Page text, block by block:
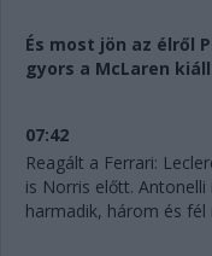
És most jön az élről
gyors a McLaren
07:42
Reagált a Ferrari:
is Norris előtt.
harmadik, három és